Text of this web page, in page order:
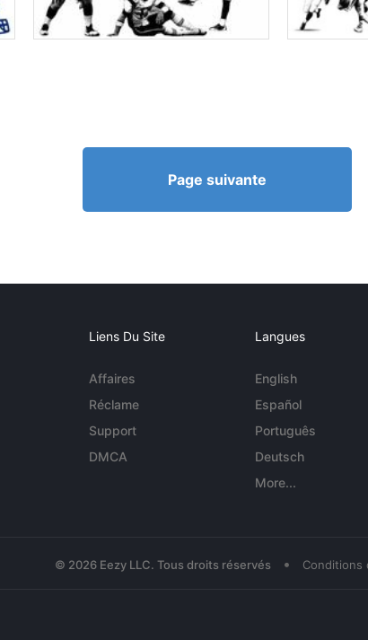
Page suivante
Liens Du Site
Affaires
Réclame
Support
DMCA
Langues
English
Español
Português
Deutsch
More...
© 2026 Eezy LLC. Tous droits réservés • Conditions